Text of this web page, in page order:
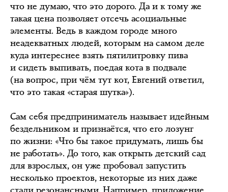
что не думаю, что это дорого. Да и к тому же
такая цена позволяет отсечь асоциальные
элементы. Ведь в каждом городе много
неадекватных людей, которым на самом деле
куда интереснее взять пятилитровку пива
и сидеть выпивать, поедая кота в подвале
(на вопрос, при чём тут кот, Евгений ответил,
что это такая «старая шутка»).
Сам себя предприниматель называет идейным
бездельником и признаётся, что его лозунг
по жизни: «Что бы такое придумать, лишь бы
не работать». До того, как открыть детский сад
для взрослых, он уже пробовал запустить
несколько проектов, некоторые из них даже